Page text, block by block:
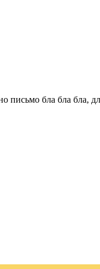
письмо бла бла бла,